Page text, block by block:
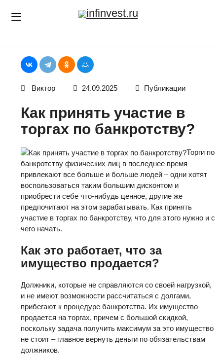
infinvest.ru
Виктор 24.09.2025 Публикации
Как принять участие в
торгах по банкротству?
Торги по
банкротству физических лиц в последнее время
привлекают все больше и больше людей – одни хотят
воспользоваться таким большим дисконтом и
приобрести себе что-нибудь ценное, другие же
предпочитают на этом зарабатывать. Как принять
участие в торгах по банкротству, что для этого нужно и с
чего начать.
Как это работает, что за
имущество продается?
Должники, которые не справляются со своей нагрузкой,
и не имеют возможности рассчитаться с долгами,
прибегают к процедуре банкротства. Их имущество
продается на торгах, причем с большой скидкой,
поскольку задача получить максимум за это имущество
не стоит – главное вернуть деньги по обязательствам
должников.